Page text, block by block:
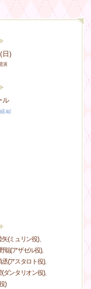
日)
演
ル
(ミュリン役)、
聡(アザゼル役)、
(アスタロト役)、
ンタリオン役)、
)